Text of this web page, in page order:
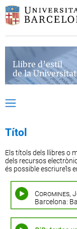
Llibre d’estil
de la
Títol
Els títols dels llibres o
dels recursos
és possible escriure’ls
Coromines,
Barcelona: